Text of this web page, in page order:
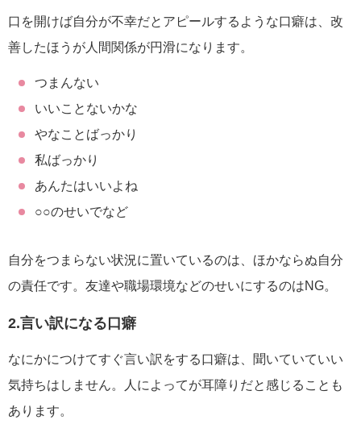
口を開けば自分が不幸だとアピールするような口癖は、改
善したほうが人間関係が円滑になります。
つまんない
いいことないかな
やなことばっかり
私ばっかり
あんたはいいよね
○○のせいでなど
自分をつまらない状況に置いているのは、ほかならぬ自分
の責任です。友達や職場環境などのせいにするのはNG。
2.言い訳になる口癖
なにかにつけてすぐ言い訳をする口癖は、聞いていていい
気持ちはしません。人によってが耳障りだと感じることも
あります。